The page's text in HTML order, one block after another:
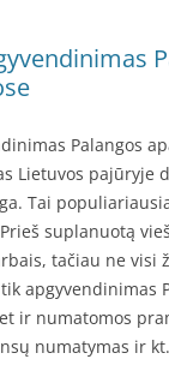
Palangos
Lietuvos pajūryje
Tai
suplanuotą
tačiau ne visi
apgyvendinimas
ir numatomos
numatymas ir kt.